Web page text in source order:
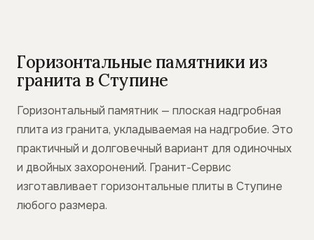
Горизонтальные памятники из
гранита в Ступине
Горизонтальный памятник — плоская надгробная
плита из гранита, укладываемая на надгробие. Это
практичный и долговечный вариант для одиночных
и двойных захоронений. Гранит-Сервис
изготавливает горизонтальные плиты в Ступине
любого размера.